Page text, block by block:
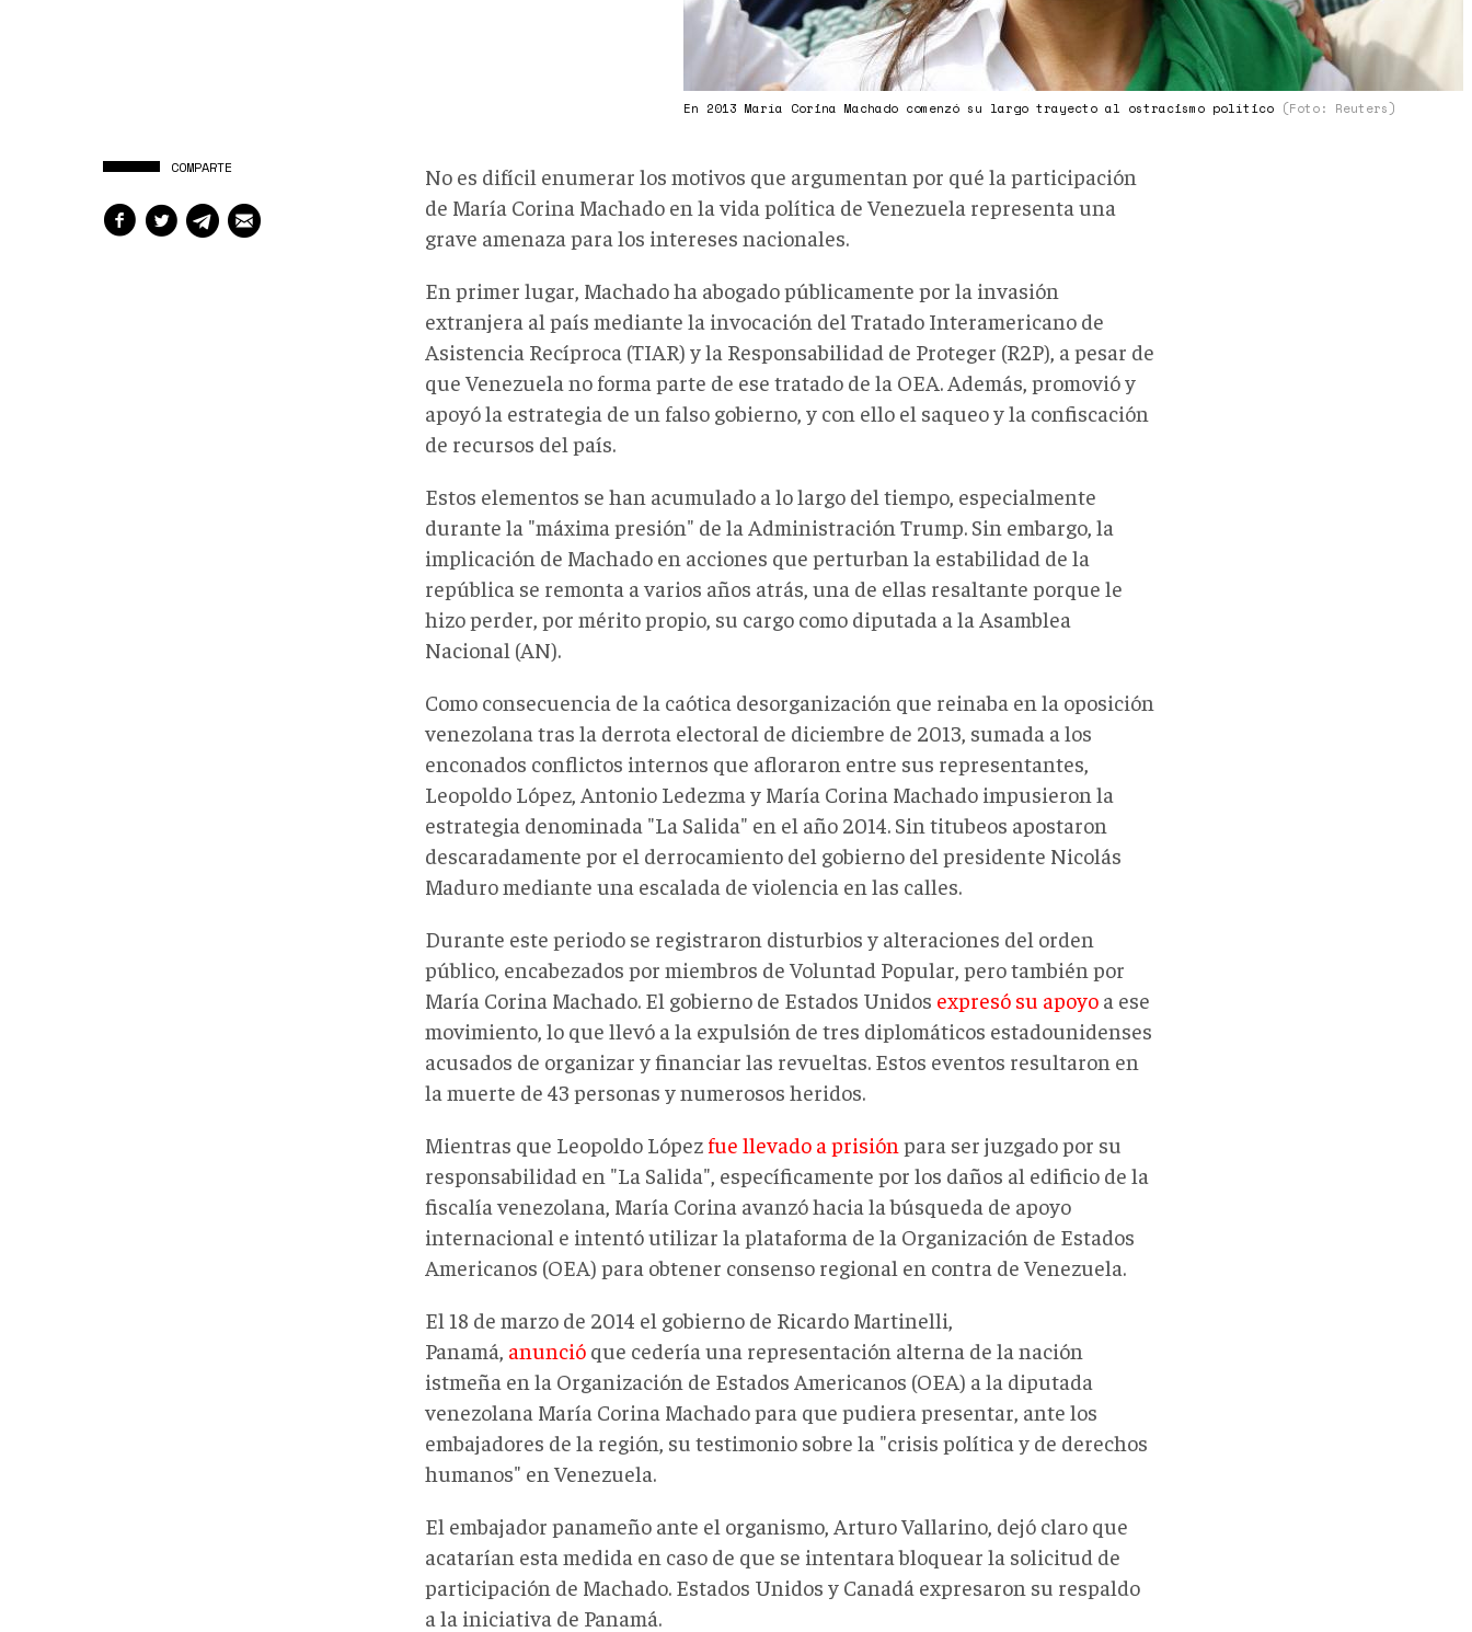
En 2013 María Corina Machado comenzó su largo trayecto al ostracismo político (Foto: Reuters)
COMPARTE
No es difícil enumerar los motivos que argumentan por qué la participación
de María Corina Machado en la vida política de Venezuela representa una
grave amenaza para los intereses nacionales.
En primer lugar, Machado ha abogado públicamente por la invasión
extranjera al país mediante la invocación del Tratado Interamericano de
Asistencia Recíproca (TIAR) y la Responsabilidad de Proteger (R2P), a pesar de
que Venezuela no forma parte de ese tratado de la OEA. Además, promovió y
apoyó la estrategia de un falso gobierno, y con ello el saqueo y la confiscación
de recursos del país.
Estos elementos se han acumulado a lo largo del tiempo, especialmente
durante la "máxima presión" de la Administración Trump. Sin embargo, la
implicación de Machado en acciones que perturban la estabilidad de la
república se remonta a varios años atrás, una de ellas resaltante porque le
hizo perder, por mérito propio, su cargo como diputada a la Asamblea
Nacional (AN).
Como consecuencia de la caótica desorganización que reinaba en la oposición
venezolana tras la derrota electoral de diciembre de 2013, sumada a los
enconados conflictos internos que afloraron entre sus representantes,
Leopoldo López, Antonio Ledezma y María Corina Machado impusieron la
estrategia denominada "La Salida" en el año 2014. Sin titubeos apostaron
descaradamente por el derrocamiento del gobierno del presidente Nicolás
Maduro mediante una escalada de violencia en las calles.
Durante este periodo se registraron disturbios y alteraciones del orden
público, encabezados por miembros de Voluntad Popular, pero también por
María Corina Machado. El gobierno de Estados Unidos expresó su apoyo a ese
movimiento, lo que llevó a la expulsión de tres diplomáticos estadounidenses
acusados de organizar y financiar las revueltas. Estos eventos resultaron en
la muerte de 43 personas y numerosos heridos.
Mientras que Leopoldo López fue llevado a prisión para ser juzgado por su
responsabilidad en "La Salida", específicamente por los daños al edificio de la
fiscalía venezolana, María Corina avanzó hacia la búsqueda de apoyo
internacional e intentó utilizar la plataforma de la Organización de Estados
Americanos (OEA) para obtener consenso regional en contra de Venezuela.
El 18 de marzo de 2014 el gobierno de Ricardo Martinelli,
Panamá, anunció que cedería una representación alterna de la nación
istmeña en la Organización de Estados Americanos (OEA) a la diputada
venezolana María Corina Machado para que pudiera presentar, ante los
embajadores de la región, su testimonio sobre la "crisis política y de derechos
humanos" en Venezuela.
El embajador panameño ante el organismo, Arturo Vallarino, dejó claro que
acatarían esta medida en caso de que se intentara bloquear la solicitud de
participación de Machado. Estados Unidos y Canadá expresaron su respaldo
a la iniciativa de Panamá.